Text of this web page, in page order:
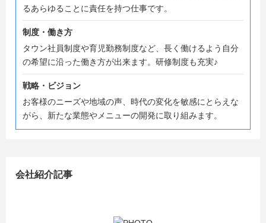
るあらゆることに責任を持つ仕事です。
制度・働き方
タウン社員制度や育児勤務制度など、長く働けるよう自分
の希望に沿った働き方が出来ます。研修制度も充実♪
戦略・ビジョン
お客様のニーズや地域の声、時代の変化を敏感にとらえな
がら、新たな業態やメニューの開発に取り組みます。
会社紹介記事